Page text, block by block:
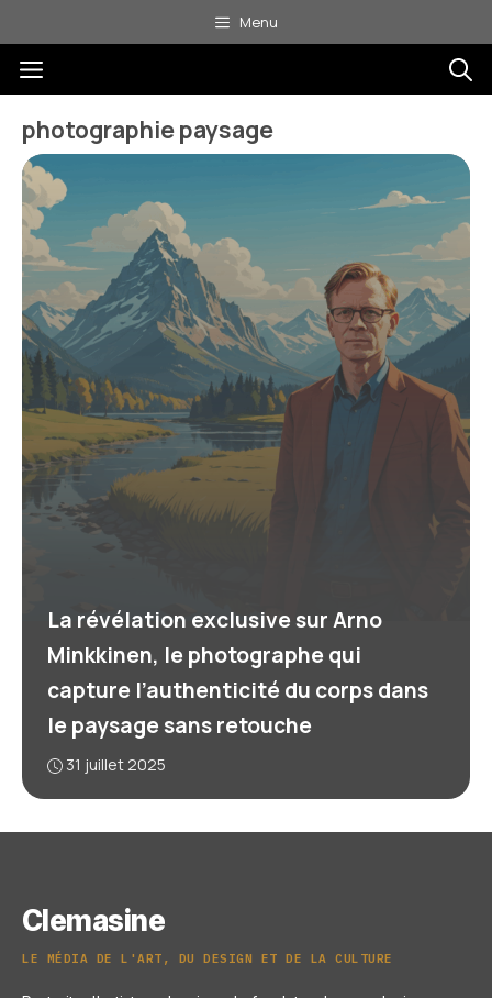
au
contenu
Menu
Menu
photographie paysage
La révélation exclusive sur Arno
Minkkinen, le photographe qui
capture l’authenticité du corps dans
le paysage sans retouche
31 juillet 2025
Clemasine
LE MÉDIA DE L'ART, DU DESIGN ET DE LA CULTURE